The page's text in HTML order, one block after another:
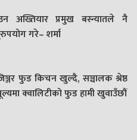
अख्तियार प्रमुख बस्न्यातले नै
गरे– शर्मा
फुड किचन खुल्दै, सञ्चालक श्रेष्ठ
क्वालिटीको फुड हामी खुवाउँछौं